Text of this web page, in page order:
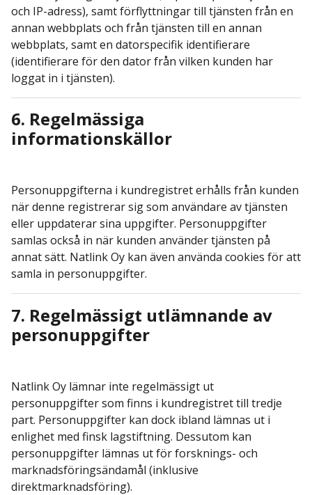
och IP-adress), samt förflyttningar till tjänsten från en
annan webbplats och från tjänsten till en annan
webbplats, samt en datorspecifik identifierare
(identifierare för den dator från vilken kunden har
loggat in i tjänsten).
6. Regelmässiga
informationskällor
Personuppgifterna i kundregistret erhålls från kunden
när denne registrerar sig som användare av tjänsten
eller uppdaterar sina uppgifter. Personuppgifter
samlas också in när kunden använder tjänsten på
annat sätt. Natlink Oy kan även använda cookies för att
samla in personuppgifter.
7. Regelmässigt utlämnande av
personuppgifter
Natlink Oy lämnar inte regelmässigt ut
personuppgifter som finns i kundregistret till tredje
part. Personuppgifter kan dock ibland lämnas ut i
enlighet med finsk lagstiftning. Dessutom kan
personuppgifter lämnas ut för forsknings- och
marknadsföringsändamål (inklusive
direktmarknadsföring).